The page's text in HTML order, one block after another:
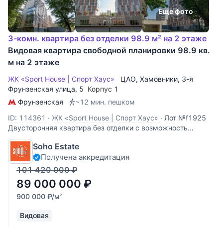
Еще фото
3-комн. квартира без отделки 98.9 м² на 2 этаже
Видовая квартира свободной планировки 98.9 кв.
м на 2 этаже
ЖК «Sport House | Спорт Хаус» ЦАО, Хамовники, 3-я
Фрунзенская улица, 5 Корпус 1
Фрунзенская
~12 мин. пешком
ID: 114361 · ЖК «Sport House | Спорт Хаус» · Лот №f1925
Двусторонняя квартира без отделки с возможность
спланировать 3-х комнатную квартиру: гостиную-кухню, 2
спальни, 2 ванных комнаты, 2 гардеробных, прихожую.
Лоджия. Высота потолков 3,4 м. Панорамные окна во двор.
Soho Estate
Получена аккредитация
101 420 000 ₽
89 000 000 ₽
900 000 ₽/м2
Видовая